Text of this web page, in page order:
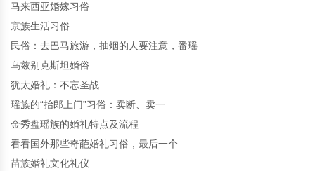
马来西亚婚嫁习俗
京族生活习俗
民俗：去巴马旅游，抽烟的人要注意，番瑶
乌兹别克斯坦婚俗
犹太婚礼：不忘圣战
瑶族的“抬郎上门”习俗：卖断、卖一
金秀盘瑶族的婚礼特点及流程
看看国外那些奇葩婚礼习俗，最后一个
苗族婚礼文化礼仪